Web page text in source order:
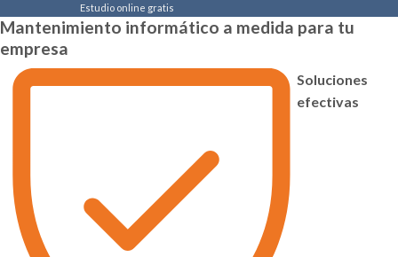
Estudio online gratis
Descubre en 2 minutoscómo ahorrar costes, evitar
Mantenimiento informático a medida para tu
empresa
Soluciones
efectivas